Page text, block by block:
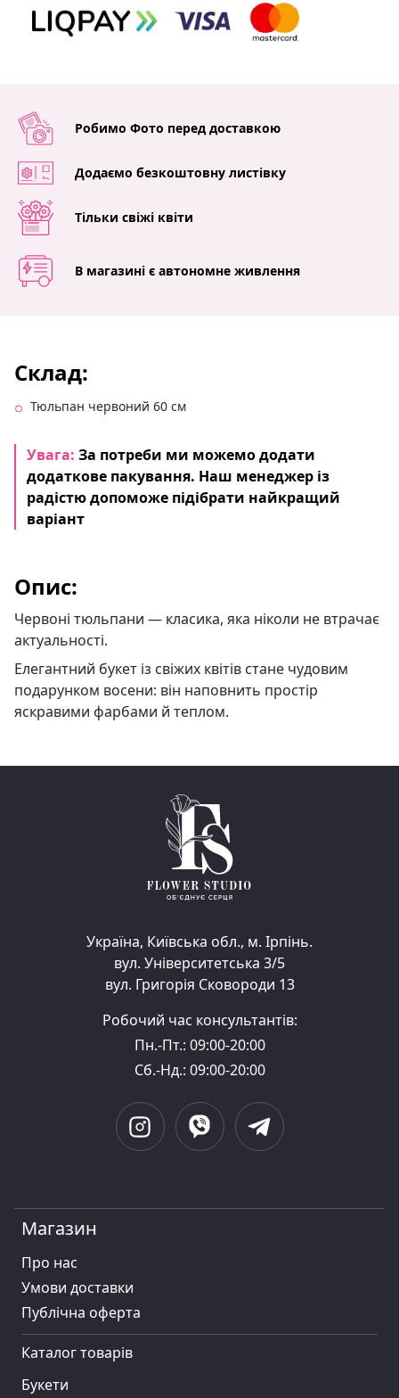
Робимо Фото перед доставкою
Додаємо безкоштовну листівку
Тільки свіжі квіти
В магазині є автономне живлення
Склад:
Тюльпан червоний 60 см
Увага: За потреби ми можемо додати
додаткове пакування. Наш менеджер із
радістю допоможе підібрати найкращий
варіант
Опис:
Червоні тюльпани — класика, яка ніколи не втрачає
актуальності.
Елегантний букет із свіжих квітів стане чудовим
подарунком восени: він наповнить простір
яскравими фарбами й теплом.
Україна, Київська обл., м. Ірпінь.
вул. Університетська 3/5
вул. Григорія Сковороди 13
Робочий час консультантів:
Пн.-Пт.: 09:00-20:00
Сб.-Нд.: 09:00-20:00
Магазин
Про нас
Умови доставки
Публiчна оферта
Каталог товарів
Букети